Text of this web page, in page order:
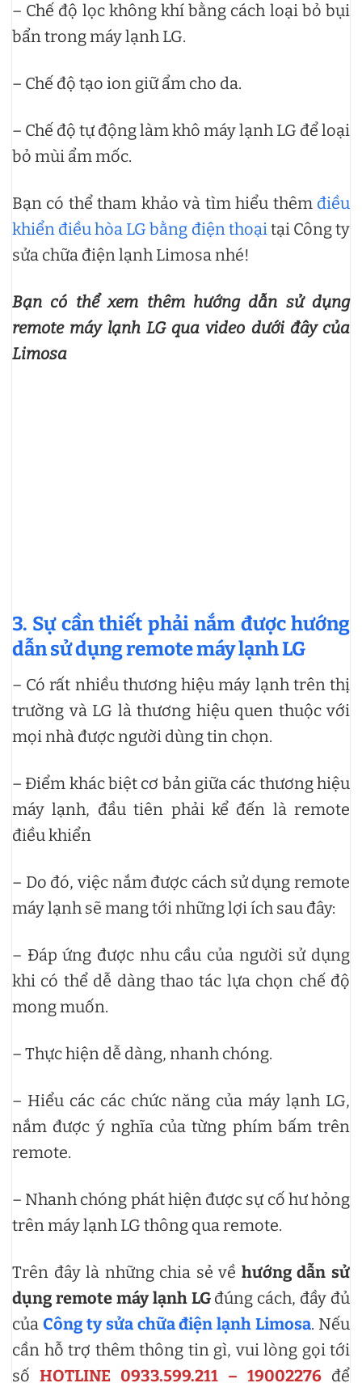
– Chế độ lọc không khí bằng cách loại bỏ bụi
bẩn trong máy lạnh LG.
– Chế độ tạo ion giữ ẩm cho da.
– Chế độ tự động làm khô máy lạnh LG để loại
bỏ mùi ẩm mốc.
Bạn có thể tham khảo và tìm hiểu thêm điều
khiển điều hòa LG bằng điện thoạitại Công ty
sửa chữa điện lạnh Limosa nhé!
Bạn có thể xem thêm hướng dẫn sử dụng
remote máy lạnh LG qua video dưới đây của
Limosa
3. Sự cần thiết phải nắm được hướng
dẫn sử dụng remote máy lạnh LG
– Có rất nhiều thương hiệu máy lạnh trên thị
trường và LG là thương hiệu quen thuộc với
mọi nhà được người dùng tin chọn.
– Điểm khác biệt cơ bản giữa các thương hiệu
máy lạnh, đầu tiên phải kể đến là remote
điều khiển
– Do đó, việc nắm được cách sử dụng remote
máy lạnh sẽ mang tới những lợi ích sau đây:
– Đáp ứng được nhu cầu của người sử dụng
khi có thể dễ dàng thao tác lựa chọn chế độ
mong muốn.
– Thực hiện dễ dàng, nhanh chóng.
– Hiểu các các chức năng của máy lạnh LG,
nắm được ý nghĩa của từng phím bấm trên
remote.
– Nhanh chóng phát hiện được sự cố hư hỏng
trên máy lạnh LG thông qua remote.
Trên đây là những chia sẻ về hướng dẫn sử
dụng remote máy lạnh LGđúng cách, đầy đủ
của Công ty sửa chữa điện lạnh Limosa. Nếu
cần hỗ trợ thêm thông tin gì, vui lòng gọi tới
số HOTLINE 0933.599.211 – 19002276 để